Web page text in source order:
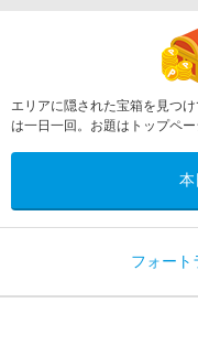
エリアに隠された宝箱を見つ
は一日一回。お題はトップペー
本
フォート